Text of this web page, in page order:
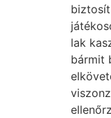
lak
bármit